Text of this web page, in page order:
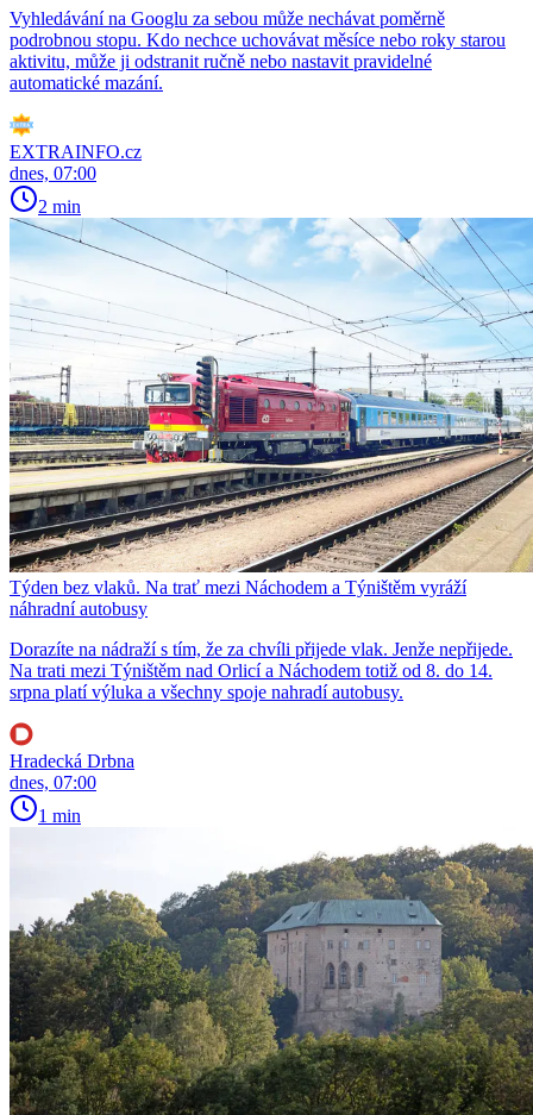
Vyhledávání na Googlu za sebou může nechávat poměrně
podrobnou stopu. Kdo nechce uchovávat měsíce nebo roky starou
aktivitu, může ji odstranit ručně nebo nastavit pravidelné
automatické mazání.
EXTRAINFO.cz
dnes, 07:00
2 min
Týden bez vlaků. Na trať mezi Náchodem a Týništěm vyráží
náhradní autobusy
Dorazíte na nádraží s tím, že za chvíli přijede vlak. Jenže nepřijede.
Na trati mezi Týništěm nad Orlicí a Náchodem totiž od 8. do 14.
srpna platí výluka a všechny spoje nahradí autobusy.
Hradecká Drbna
dnes, 07:00
1 min